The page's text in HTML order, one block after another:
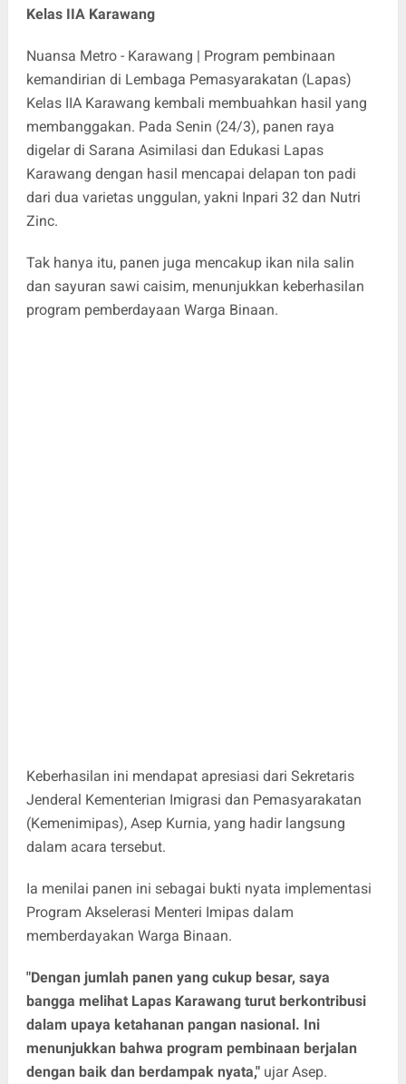
Kelas IIA Karawang
Nuansa Metro - Karawang | Program pembinaan
kemandirian di Lembaga Pemasyarakatan (Lapas)
Kelas IIA Karawang kembali membuahkan hasil yang
membanggakan. Pada Senin (24/3), panen raya
digelar di Sarana Asimilasi dan Edukasi Lapas
Karawang dengan hasil mencapai delapan ton padi
dari dua varietas unggulan, yakni Inpari 32 dan Nutri
Zinc.
Tak hanya itu, panen juga mencakup ikan nila salin
dan sayuran sawi caisim, menunjukkan keberhasilan
program pemberdayaan Warga Binaan.
Keberhasilan ini mendapat apresiasi dari Sekretaris
Jenderal Kementerian Imigrasi dan Pemasyarakatan
(Kemenimipas), Asep Kurnia, yang hadir langsung
dalam acara tersebut.
Ia menilai panen ini sebagai bukti nyata implementasi
Program Akselerasi Menteri Imipas dalam
memberdayakan Warga Binaan.
"Dengan jumlah panen yang cukup besar, saya
bangga melihat Lapas Karawang turut berkontribusi
dalam upaya ketahanan pangan nasional. Ini
menunjukkan bahwa program pembinaan berjalan
dengan baik dan berdampak nyata,"ujar Asep.